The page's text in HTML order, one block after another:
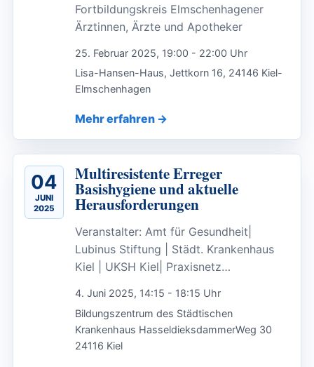
Fortbildungskreis Elmschenhagener
Ärztinnen, Ärzte und Apotheker
25. Februar 2025, 19:00 - 22:00 Uhr
Lisa-Hansen-Haus, Jettkorn 16, 24146 Kiel-
Elmschenhagen
Mehr erfahren
04
JUNI
2025
Multiresistente Erreger
Basishygiene und aktuelle
Herausforderungen
Veranstalter: Amt für Gesundheit|
Lubinus Stiftung | Städt. Krankenhaus
Kiel | UKSH Kiel| Praxisnetz…
4. Juni 2025, 14:15 - 18:15 Uhr
Bildungszentrum des Städtischen
Krankenhaus HasseldieksdammerWeg 30
24116 Kiel